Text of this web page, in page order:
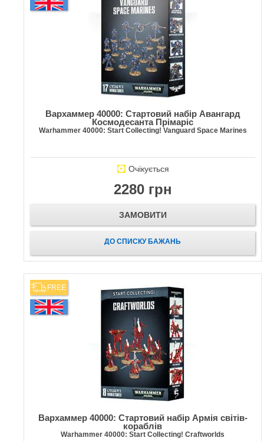
Вархаммер 40000: Стартовий набір Авангард
Космодесанта Прімаріс
Warhammer 40000: Start Collecting! Vanguard Space Marines
Очікується
2280 грн
ЗАМОВИТИ
ДО СПИСКУ БАЖАНЬ
FREE
Вархаммер 40000: Стартовий набір Армія світів-
кораблів
Warhammer 40000: Start Collecting! Craftworlds